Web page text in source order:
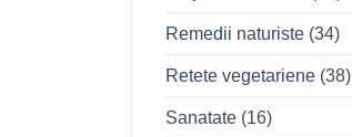
Remedii naturiste(34)
Retete vegetariene(38)
Sanatate(16)